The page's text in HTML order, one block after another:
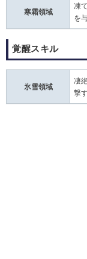
寒霜領域
凍
を
覚醒スキル
氷雪領域
凄
撃